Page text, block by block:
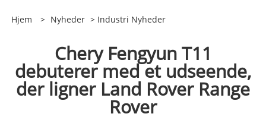
Hjem > Nyheder > Industri Nyheder
Chery Fengyun T11
debuterer med et udseende,
der ligner Land Rover Range
Rover